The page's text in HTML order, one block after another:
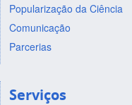
Popularização da Ciência
Comunicação
Parcerias
Serviços